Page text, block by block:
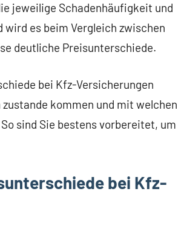
jeweilige Schadenhäufigkeit und
wird es beim Vergleich zwischen
deutliche Preisunterschiede.
bei Kfz-Versicherungen
kommen und mit welchen
sind Sie bestens vorbereitet, um
bei Kfz-